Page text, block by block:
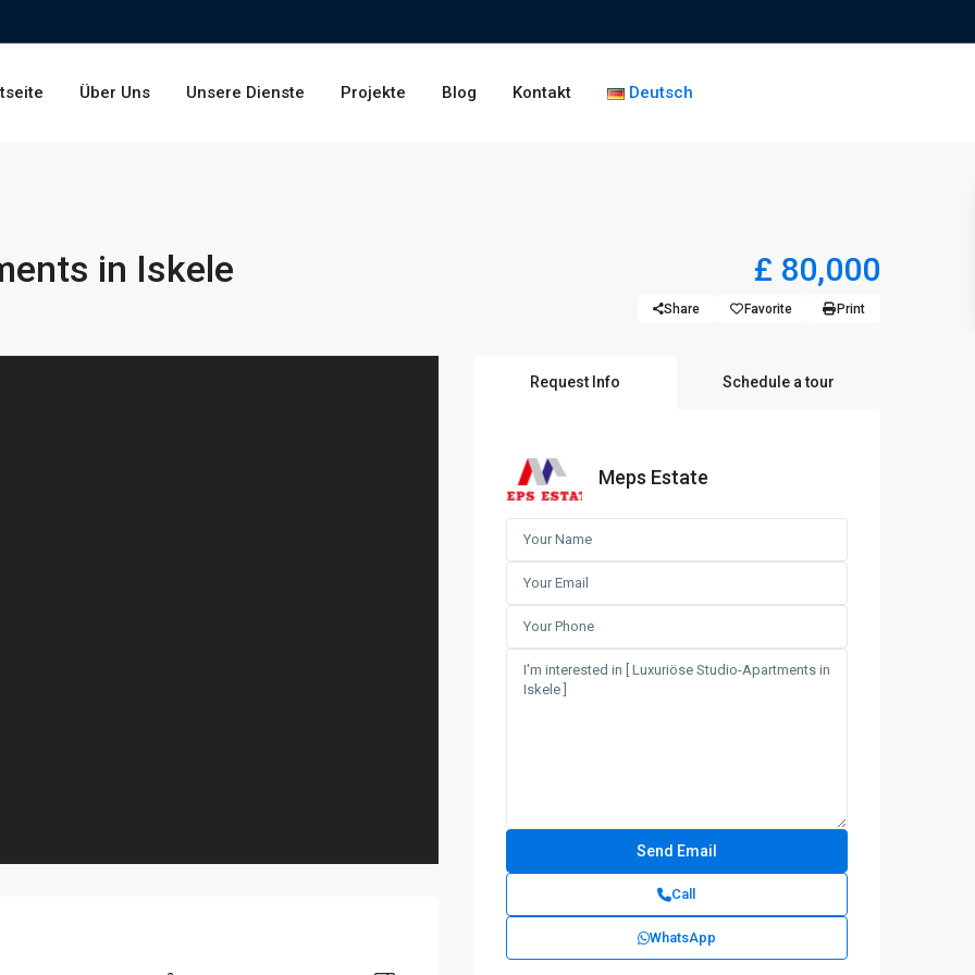
Über Uns Unsere Dienste Projekte Blog Kontakt Deutsch
in Iskele £ 80,000
Share Favorite Print
Request Info Schedule a tour
Meps Estate
Call
WhatsApp